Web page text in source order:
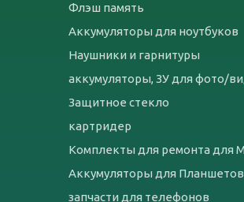
Флэш память
Аккумуляторы для ноутбуков
Наушники и гарнитуры
Защитное стекло
картридер
Аккумуляторы для Планшетов
запчасти для телефонов